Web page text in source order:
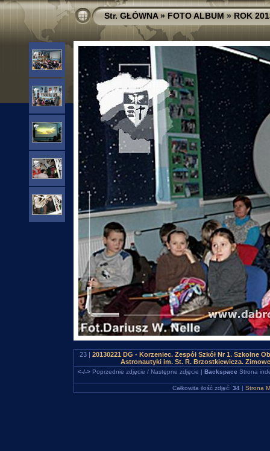
Str. GŁÓWNA»FOTO ALBUM»ROK
23 | 20130221 DG - Korzeniec. Zespół Szkół Nr 1.
Astronautyki im. St. R. Brzostkiewicza.
<-/->Poprzednie zdjęcie / Następne zdjęcie | Backspace Strona
Całkowita ilość zdjęć: 34 | Strona